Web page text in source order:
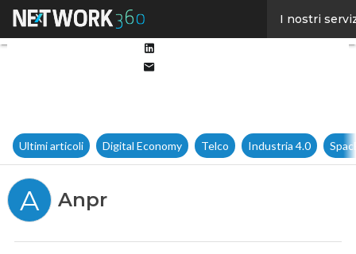
I nostri
Ultimi articoli Digital Economy Telco Industria 4.0
A Anpr